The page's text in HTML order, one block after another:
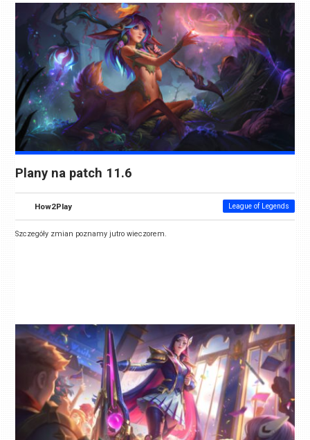
Plany na patch 11.6
How2Play League of Legends
Szczegóły zmian poznamy jutro wieczorem.